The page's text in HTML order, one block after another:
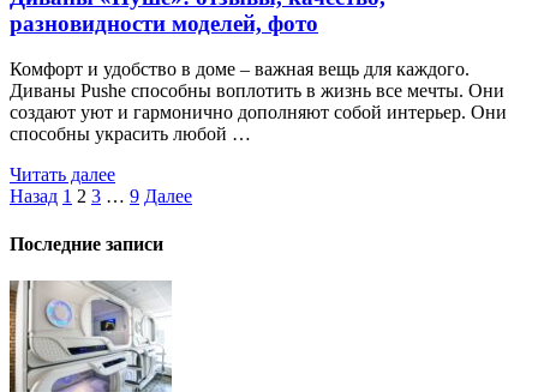
разновидности моделей, фото
Комфорт и удобство в доме – важная вещь для каждого.
Диваны Pushe способны воплотить в жизнь все мечты. Они
создают уют и гармонично дополняют собой интерьер. Они
способны украсить любой …
Читать далее
Пагинация
записей
Назад 1 2 3 … 9 Далее
Последние записи